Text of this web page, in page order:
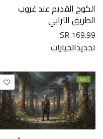
الكوخ القديم عند غروب
الطريق الترابي
169.99 SR
تحديدالخيارات
-30%